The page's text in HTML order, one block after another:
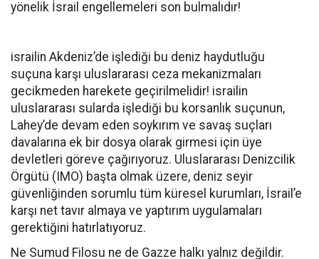
yönelik İsrail engellemeleri son bulmalıdır!
israilin Akdeniz’de işlediği bu deniz haydutluğu
suçuna karşı uluslararası ceza mekanizmaları
gecikmeden harekete geçirilmelidir! israilin
uluslararası sularda işlediği bu korsanlık suçunun,
Lahey’de devam eden soykırım ve savaş suçları
davalarına ek bir dosya olarak girmesi için üye
devletleri göreve çağırıyoruz. Uluslararası Denizcilik
Örgütü (IMO) başta olmak üzere, deniz seyir
güvenliğinden sorumlu tüm küresel kurumları, İsrail’e
karşı net tavır almaya ve yaptırım uygulamaları
gerektiğini hatırlatıyoruz.
Ne Sumud Filosu ne de Gazze halkı yalnız değildir.